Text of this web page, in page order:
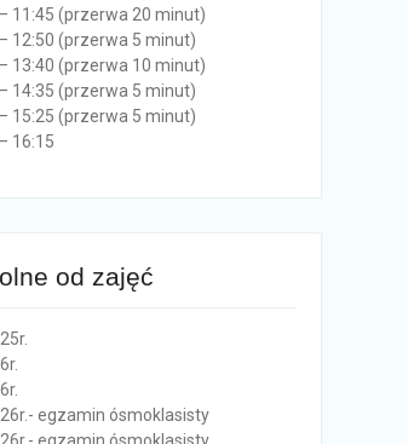
11:45 (przerwa 20 minut)
12:50 (przerwa 5 minut)
13:40 (przerwa 10 minut)
14:35 (przerwa 5 minut)
15:25 (przerwa 5 minut)
16:15
od zajęć
egzamin ósmoklasisty